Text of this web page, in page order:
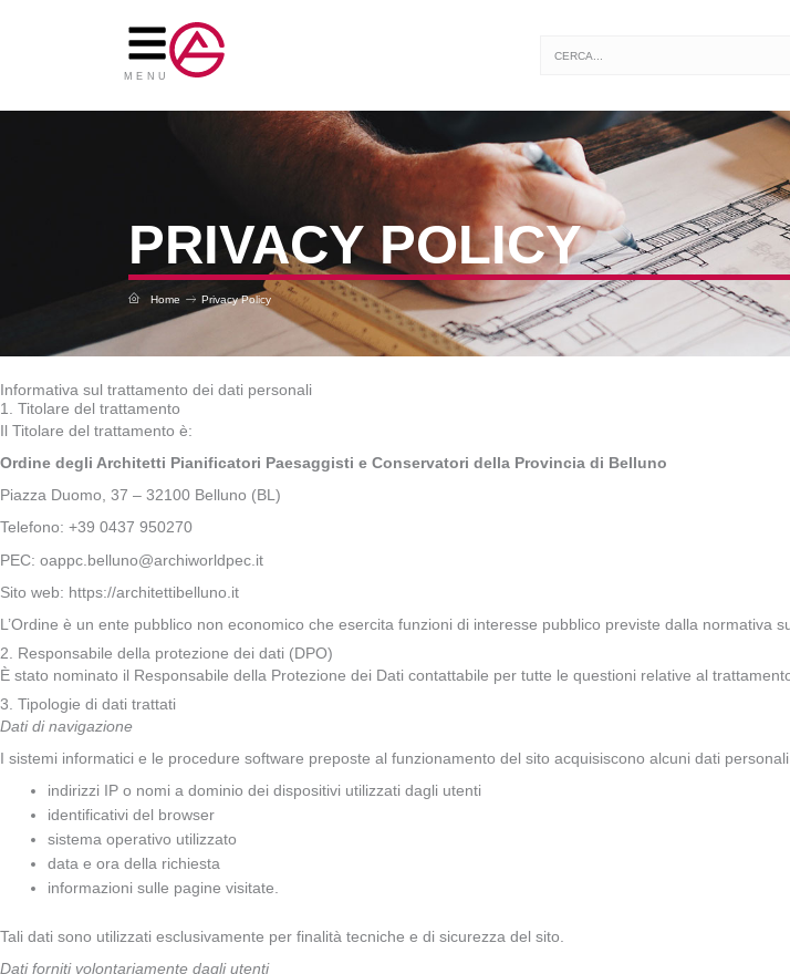
MENU
for:
PRIVACY POLICY
Home Privacy Policy
Informativa sul trattamento dei dati personali
1. Titolare del trattamento
Il Titolare del trattamento è:
Ordine degli Architetti Pianificatori Paesaggisti e Conservatori della Provincia di Belluno
Piazza Duomo, 37 – 32100 Belluno (BL)
Telefono: +39 0437 950270
PEC: oappc.belluno@archiworldpec.it
Sito web: https://architettibelluno.it
L’Ordine è un ente pubblico non economico che esercita funzioni di interesse pubblico previste dalla normativa
2. Responsabile della protezione dei dati (DPO)
È stato nominato il Responsabile della Protezione dei Dati contattabile per tutte le questioni relative al
3. Tipologie di dati trattati
Dati di navigazione
I sistemi informatici e le procedure software preposte al funzionamento del sito acquisiscono alcuni dati
indirizzi IP o nomi a dominio dei dispositivi utilizzati dagli utenti
identificativi del browser
sistema operativo utilizzato
data e ora della richiesta
informazioni sulle pagine visitate.
Tali dati sono utilizzati esclusivamente per finalità tecniche e di sicurezza del sito.
Dati forniti volontariamente dagli utenti